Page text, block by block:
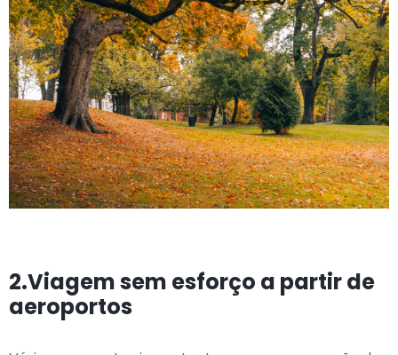
2.Viagem sem esforço a partir de
aeroportos